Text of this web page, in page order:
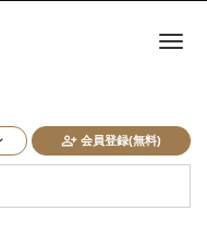
会員登録(無料)
ナ